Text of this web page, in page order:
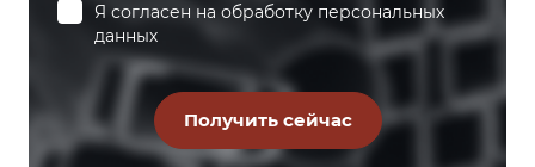
Я согласен на обработку персональных
данных